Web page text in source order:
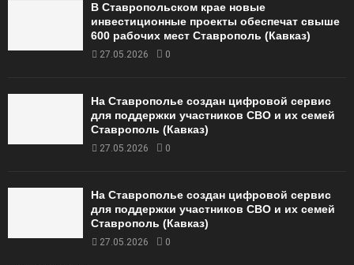
В Ставропольском крае новые
инвестиционные проекты обеспечат свыше
600 рабочих мест Ставрополь (Кавказ)
27.05.2026 0
На Ставрополье создан цифровой сервис
для поддержки участников СВО и их семей
Ставрополь (Кавказ)
27.05.2026 0
На Ставрополье создан цифровой сервис
для поддержки участников СВО и их семей
Ставрополь (Кавказ)
27.05.2026 0